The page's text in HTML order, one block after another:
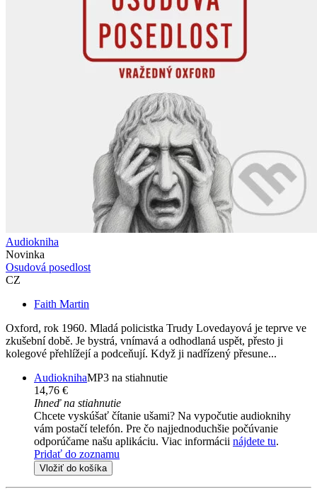
Audiokniha
Novinka
Osudová posedlost
CZ
Faith Martin
Oxford, rok 1960. Mladá policistka Trudy Lovedayová je teprve ve
zkušební době. Je bystrá, vnímavá a odhodlaná uspět, přesto ji
kolegové přehlížejí a podceňují. Když ji nadřízený přesune...
AudioknihaMP3 na stiahnutie
14,76 €
Ihneď na stiahnutie
Chcete vyskúšať čítanie ušami? Na vypočutie audioknihy
vám postačí telefón. Pre čo najjednoduchšie počúvanie
odporúčame našu aplikáciu. Viac informácii nájdete tu.
Pridať do zoznamu
Vložiť do košíka